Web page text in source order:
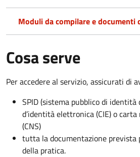
Moduli da compilare e documenti
Cosa serve
Per accedere al servizio, assicurati di
SPID (sistema pubblico di
d’identità elettronica (CIE) o
(CNS)
tutta la documentazione prevista
della pratica.